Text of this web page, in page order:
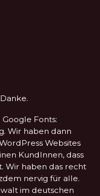
Fonts:
Wir haben dann
Websites
KundInnen, dass
Wir haben das recht
nervig für alle.
im deutschen